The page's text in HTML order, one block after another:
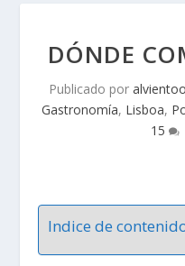
DÓNDE
Publicado por
Gastronomía, Lisboa,
15
Indice de